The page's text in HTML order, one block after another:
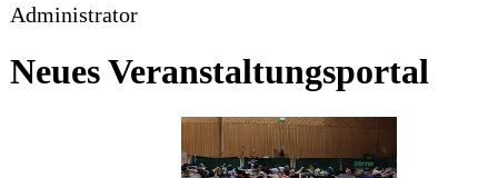
Administrator
Neues Veranstaltungsportal